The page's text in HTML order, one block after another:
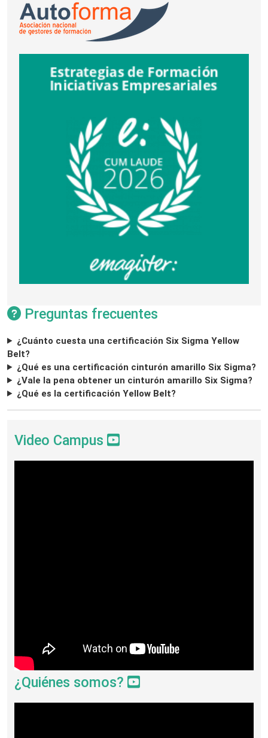
Preguntas frecuentes
¿Cuánto cuesta una certificación Six Sigma Yellow
Belt?
¿Qué es una certificación cinturón amarillo Six Sigma?
¿Vale la pena obtener un cinturón amarillo Six Sigma?
¿Qué es la certificación Yellow Belt?
Video Campus
¿Quiénes somos?